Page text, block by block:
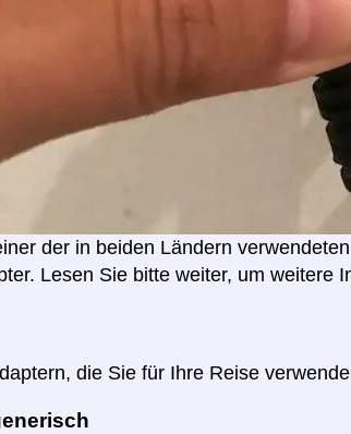
der in beiden Ländern
Lesen Sie bitte weiter, um weitere
die Sie für Ihre Reise